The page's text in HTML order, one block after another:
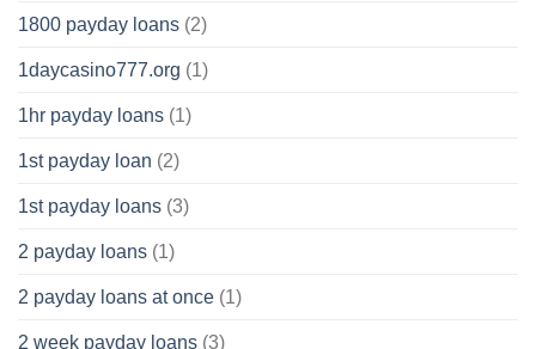
1800 payday loans (2)
1daycasino777.org (1)
1hr payday loans (1)
1st payday loan (2)
1st payday loans (3)
2 payday loans (1)
2 payday loans at once (1)
2 week payday loans (3)